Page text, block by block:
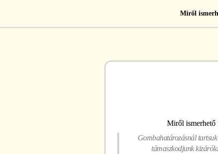
Miről
Miről
Gombahatározásnál
támaszkodjunk